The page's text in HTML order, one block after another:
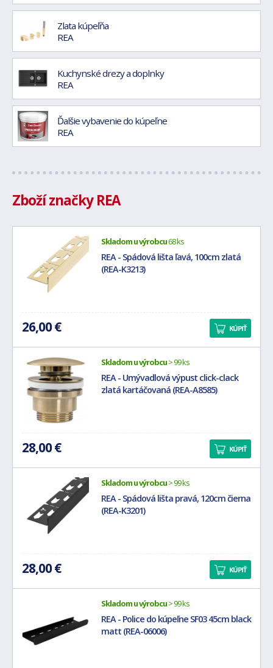
Zlata kúpeľňa
REA
Kuchynské drezy a doplnky
REA
Ďalšie vybavenie do kúpeľne
REA
Zboží značky REA
Skladom u výrobcu68 ks
REA - Spádová lišta ľavá, 100cm zlatá
(REA-K3213)
26,00 € KÚPIŤ
Skladom u výrobcu> 99 ks
REA - Umývadlová výpust click-clack
zlatá kartáčovaná (REA-A8585)
28,00 € KÚPIŤ
Skladom u výrobcu> 99 ks
REA - Spádová lišta pravá, 120cm čierna
(REA-K3201)
28,00 € KÚPIŤ
Skladom u výrobcu> 99 ks
REA - Police do kúpeľne SF03 45cm black
matt (REA-06006)